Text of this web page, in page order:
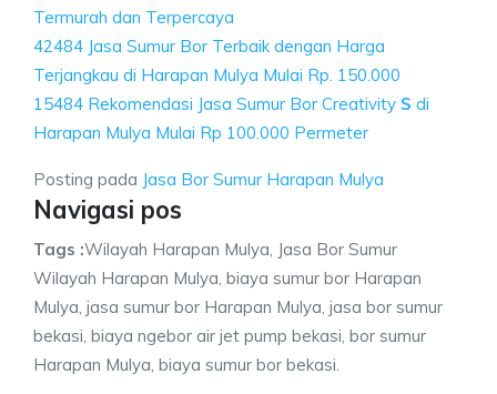
Termurah dan Terpercaya
42484 Jasa Sumur Bor Terbaik dengan Harga
Terjangkau di Harapan Mulya Mulai Rp. 150.000
15484 Rekomendasi Jasa Sumur Bor Creativity S di
Harapan Mulya Mulai Rp 100.000 Permeter
Posting pada Jasa Bor Sumur Harapan Mulya
Navigasi pos
Tags :Wilayah Harapan Mulya, Jasa Bor Sumur
Wilayah Harapan Mulya, biaya sumur bor Harapan
Mulya, jasa sumur bor Harapan Mulya, jasa bor sumur
bekasi, biaya ngebor air jet pump bekasi, bor sumur
Harapan Mulya, biaya sumur bor bekasi.